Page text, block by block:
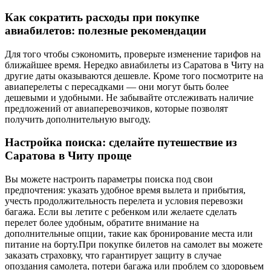
Как сократить расходы при покупке
авиабилетов: полезные рекомендации
Для того чтобы сэкономить, проверьте изменение тарифов на
ближайшее время. Нередко авиабилеты из Саратова в Читу на
другие даты оказываются дешевле. Кроме того посмотрите на
авиаперелеты с пересадками — они могут быть более
дешевыми и удобными. Не забывайте отслеживать наличие
предложений от авиаперевозчиков, которые позволят
получить дополнительную выгоду.
Настройка поиска: сделайте путешествие из
Саратова в Читу проще
Вы можете настроить параметры поиска под свои
предпочтения: указать удобное время вылета и прибытия,
учесть продолжительность перелета и условия перевозки
багажа. Если вы летите с ребенком или желаете сделать
перелет более удобным, обратите внимание на
дополнительные опции, такие как бронирование места или
питание на борту.При покупке билетов на самолет вы можете
заказать страховку, что гарантирует защиту в случае
опоздания самолета, потери багажа или проблем со здоровьем